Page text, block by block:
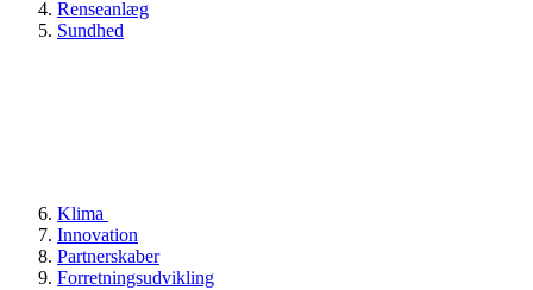
Renseanlæg
Sundhed
Klima
Innovation
Partnerskaber
Forretningsudvikling